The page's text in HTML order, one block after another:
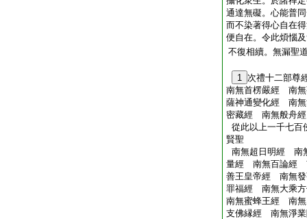
通達無礙。心能普
而不染著得心自在
便自在。令此煩惱
不復相續。無漏聖
1 次禮十二部尊
南無首楞嚴經 南
薩神通變化經 南
密藏經 南無般舟經
從此以上一千七百
賢聖
南無超日明經 南
量經 南無百論經
善王皇帝經 南無
罪福經 南無大乘
南無蜜蜂王經 南
支佛縁經 南無淨